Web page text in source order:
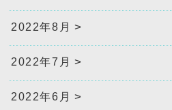
2022年8月
2022年7月
2022年6月